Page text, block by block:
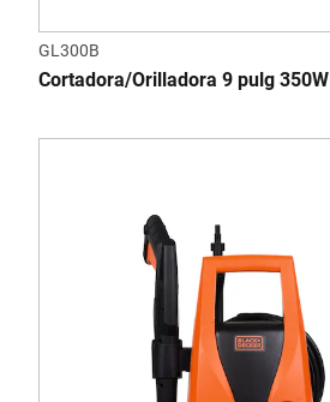
GL300B
Cortadora/Orilladora 9 pulg 350W